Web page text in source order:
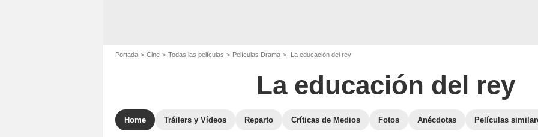
Portada Cine Todas las películas Películas Drama La educación del rey
La educación del rey
Home Tráilers y Vídeos Reparto Críticas de Medios Fotos Anécdotas Películas